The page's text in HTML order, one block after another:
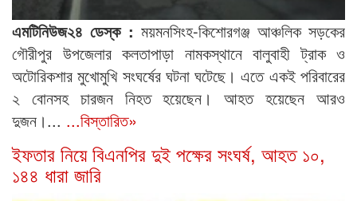
এমটিনিউজ২৪ ডেস্ক :ময়মনসিংহ-কিশোরগঞ্জ আঞ্চলিক সড়কের
গৌরীপুর উপজেলার কলতাপাড়া নামকস্থানে বালুবাহী ট্রাক ও
অটোরিকশার মুখোমুখি সংঘর্ষের ঘটনা ঘটেছে। এতে একই পরিবারের
২ বোনসহ চারজন নিহত হয়েছেন। আহত হয়েছেন আরও
দুজন।... ...বিস্তারিত»
ইফতার নিয়ে বিএনপির দুই পক্ষের সংঘর্ষ, আহত ১০,
১৪৪ ধারা জারি